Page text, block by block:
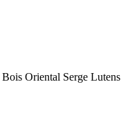
Bois Oriental Serge Lutens